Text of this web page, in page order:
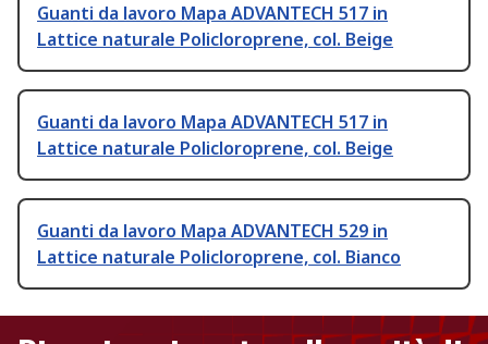
Guanti da lavoro Mapa ADVANTECH 517 in
Lattice naturale Policloroprene, col. Beige
Guanti da lavoro Mapa ADVANTECH 517 in
Lattice naturale Policloroprene, col. Beige
Guanti da lavoro Mapa ADVANTECH 529 in
Lattice naturale Policloroprene, col. Bianco